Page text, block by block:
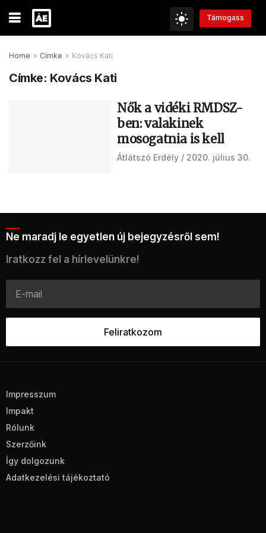
Támogass
Home Címke Kovács Kati
Címke: Kovács Kati
Nők a vidéki RMDSZ-
ben: valakinek
mosogatnia is kell
Átlátszó Erdély 2020. július 30.
Ne maradj le egyetlen új bejegyzésről sem!
Iratkozz fel a hírlevelünkre!
Impresszum
Impakt
Rólunk
Szerzőink
Így dolgozunk
Adatkezelési tájékoztató